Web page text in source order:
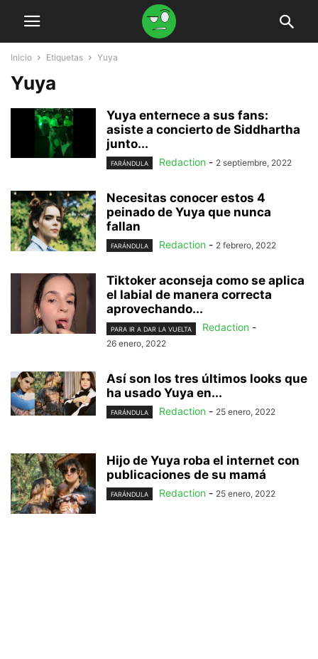
Inicio Etiquetas Yuya
Yuya
Yuya enternece a sus fans:
asiste a concierto de Siddhartha
junto...
FARÁNDULA Redaction - 2 septiembre, 2022
Necesitas conocer estos 4
peinado de Yuya que nunca
fallan
FARÁNDULA Redaction - 2 febrero, 2022
Tiktoker aconseja como se aplica
el labial de manera correcta
aprovechando...
PARA IR A DAR LA VUELTA Redaction -
26 enero, 2022
Así son los tres últimos looks que
ha usado Yuya en...
FARÁNDULA Redaction - 25 enero, 2022
Hijo de Yuya roba el internet con
publicaciones de su mamá
FARÁNDULA Redaction - 25 enero, 2022